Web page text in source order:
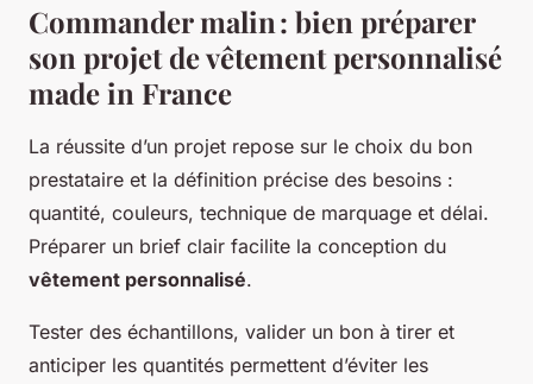
Commander malin : bien préparer
son projet de vêtement personnalisé
made in France
La réussite d’un projet repose sur le choix du bon
prestataire et la définition précise des besoins :
quantité, couleurs, technique de marquage et délai.
Préparer un brief clair facilite la conception du
vêtement personnalisé.
Tester des échantillons, valider un bon à tirer et
anticiper les quantités permettent d’éviter les